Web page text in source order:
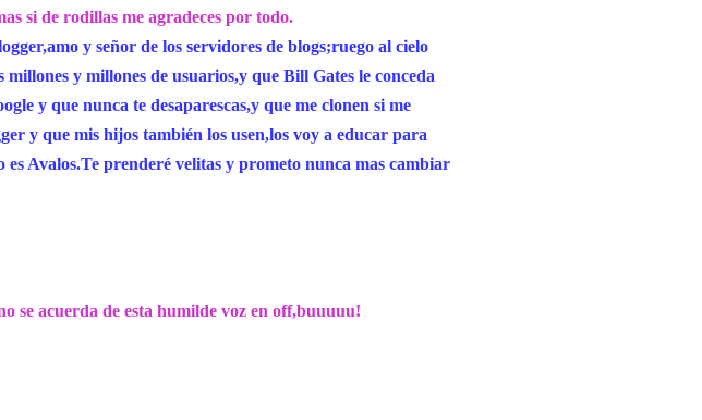
si de rodillas me agradeces por todo.
y señor de los servidores de blogs;ruego al cielo
y millones de usuarios,y que Bill Gates le conceda
y que nunca te desaparescas,y que me clonen si me
y que mis hijos también los usen,los voy a educar para
es Avalos.Te prenderé velitas y prometo nunca mas cambiar
se acuerda de esta humilde voz en off,buuuuu!